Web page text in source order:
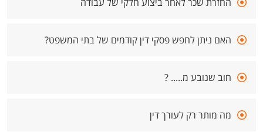
האם ניתן לחפש פסקי דין קודמים של בתי המשפט?
חוב שנובע מ..... ?
מה מותר רק לעורך דין